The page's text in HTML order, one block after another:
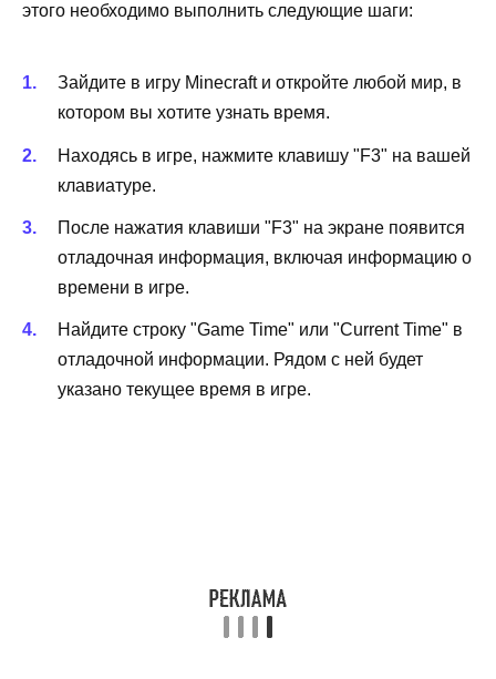
этого необходимо выполнить следующие шаги:
Зайдите в игру Minecraft и откройте любой мир, в
котором вы хотите узнать время.
Находясь в игре, нажмите клавишу "F3" на вашей
клавиатуре.
После нажатия клавиши "F3" на экране появится
отладочная информация, включая информацию о
времени в игре.
Найдите строку "Game Time" или "Current Time" в
отладочной информации. Рядом с ней будет
указано текущее время в игре.